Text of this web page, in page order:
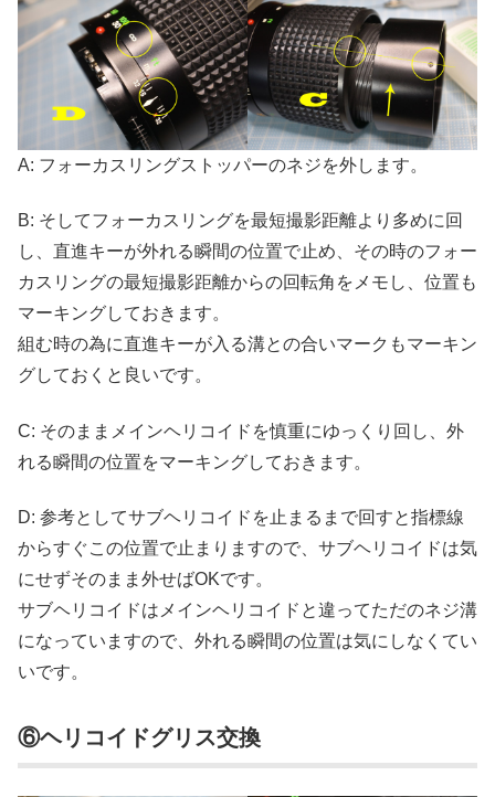
A: フォーカスリングストッパーのネジを外します。
B: そしてフォーカスリングを最短撮影距離より多めに回
し、直進キーが外れる瞬間の位置で止め、その時のフォー
カスリングの最短撮影距離からの回転角をメモし、位置も
マーキングしておきます。
組む時の為に直進キーが入る溝との合いマークもマーキン
グしておくと良いです。
C: そのままメインヘリコイドを慎重にゆっくり回し、外
れる瞬間の位置をマーキングしておきます。
D: 参考としてサブヘリコイドを止まるまで回すと指標線
からすぐこの位置で止まりますので、サブヘリコイドは気
にせずそのまま外せばOKです。
サブヘリコイドはメインヘリコイドと違ってただのネジ溝
になっていますので、外れる瞬間の位置は気にしなくてい
いです。
⑥ヘリコイドグリス交換